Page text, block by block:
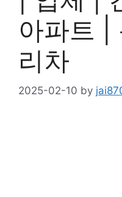
아파트 |
리차
2025-02-10 by